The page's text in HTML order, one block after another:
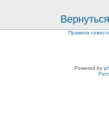
Правила
Powered by